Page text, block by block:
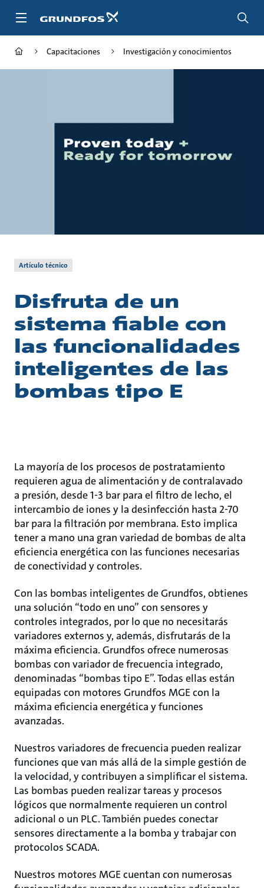
Capacitaciones Investigación y conocimientos
Artículo técnico
Disfruta de un
sistema fiable con
las funcionalidades
inteligentes de las
bombas tipo E
La mayoría de los procesos de postratamiento
requieren agua de alimentación y de contralavado
a presión, desde 1-3 bar para el filtro de lecho, el
intercambio de iones y la desinfección hasta 2-70
bar para la filtración por membrana. Esto implica
tener a mano una gran variedad de bombas de alta
eficiencia energética con las funciones necesarias
de conectividad y controles.
Con las bombas inteligentes de Grundfos, obtienes
una solución “todo en uno” con sensores y
controles integrados, por lo que no necesitarás
variadores externos y, además, disfrutarás de la
máxima eficiencia. Grundfos ofrece numerosas
bombas con variador de frecuencia integrado,
denominadas “bombas tipo E”. Todas ellas están
equipadas con motores Grundfos MGE con la
máxima eficiencia energética y funciones
avanzadas.
Nuestros variadores de frecuencia pueden realizar
funciones que van más allá de la simple gestión de
la velocidad, y contribuyen a simplificar el sistema.
Las bombas pueden realizar tareas y procesos
lógicos que normalmente requieren un control
adicional o un PLC. También puedes conectar
sensores directamente a la bomba y trabajar con
protocolos SCADA.
Nuestros motores MGE cuentan con numerosas